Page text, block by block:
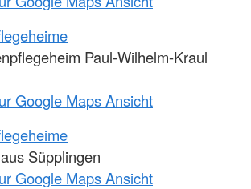
Paul-Wilhelm-Kraul
Google Maps Ansicht
Süpplingen
Google Maps Ansicht